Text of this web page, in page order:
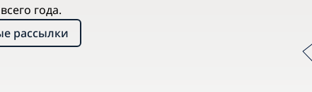
года.
рассылки